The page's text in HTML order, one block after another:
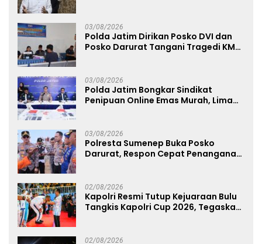
03/08/2026
Polda Jatim Dirikan Posko DVI dan
Posko Darurat Tangani Tragedi KMP
03/08/2026
Polda Jatim Bongkar Sindikat
Penipuan Online Emas Murah, Lima
03/08/2026
Polresta Sumenep Buka Posko
Darurat, Respon Cepat Penanganan
02/08/2026
Kapolri Resmi Tutup Kejuaraan Bulu
Tangkis Kapolri Cup 2026, Tegaskan
02/08/2026